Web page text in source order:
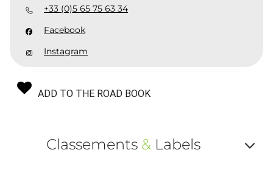
+33 (0)5 65 75 63 34
Facebook
Instagram
ADD TO THE ROAD BOOK
Classements & Labels